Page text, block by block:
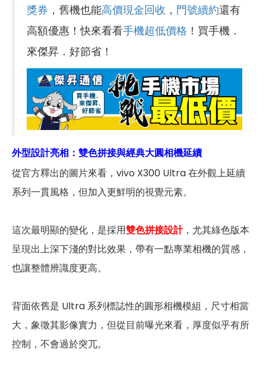
獎券 ，舊機也能高價現金回收 ， 門號續約還有
高額優惠！快來看看手機超低價格 ！買手機．
來傑昇．好節省！
外型設計亮相：雙色拼接與經典大圓相機延續
從官方釋出的圖片來看，vivo X300 Ultra 在外觀上延續
系列一貫風格，但加入更鮮明的視覺元素。
這次最明顯的變化，是採用雙色拼接設計，尤其綠色版本
呈現出上深下淺的對比效果，帶有一點專業相機的質感，
也讓整體辨識度更高。
背面依舊是 Ultra 系列標誌性的圓形相機模組，尺寸相當
大，象徵其影像實力，但從目前曝光來看，厚度似乎有所
控制，不會過於突兀。